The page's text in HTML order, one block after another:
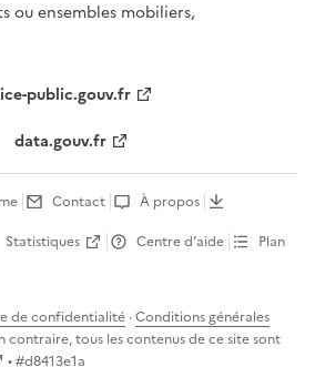
ou ensembles mobiliers,
public.gouv.fr
data.gouv.fr
Contact
À propos
Statistiques Centre d’aide
Plan
de confidentialité ·Conditions générales
contraire, tous les contenus de ce site sont
• #d8413e1a